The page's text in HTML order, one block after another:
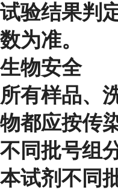
试验结果判
数为准。
生物安全
所有样品、
物都应按传
不同批号组
本试剂不同